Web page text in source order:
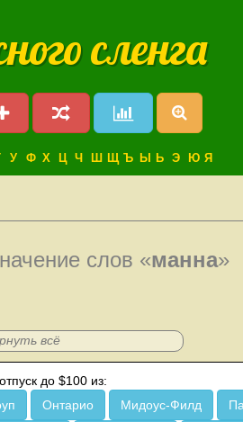
сленга
У Ф Х Ц Ч Ш Щ Ъ Ы Ь Э Ю Я
слов «манна»
всё
до $100 из:
Онтарио Мидоус-Филд